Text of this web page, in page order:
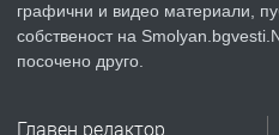
ТЪРСИ Търсят
графични и видео материали,
собственост на
посочено друго.
Главен редактор